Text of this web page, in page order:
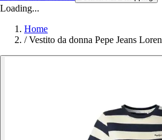
Loading...
Home
/ Vestito da donna Pepe Jeans Loren